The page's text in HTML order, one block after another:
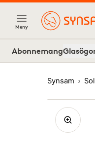
Meny
Abonnemang
Synsam